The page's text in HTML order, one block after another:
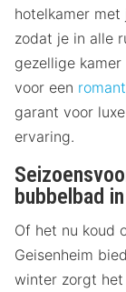
hotelkamer
zodat je in alle
gezellige
voor een
garant voor
ervaring.
bubbelbad
Of het nu koud
Geisenheim
winter zorgt